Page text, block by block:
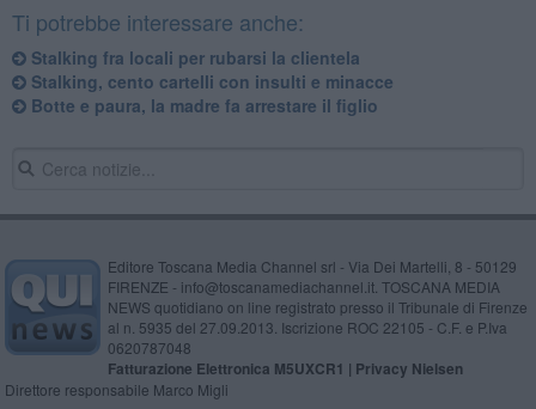
Ti potrebbe interessare anche:
Stalking fra locali per rubarsi la clientela
Stalking, cento cartelli con insulti e minacce
Botte e paura, la madre fa arrestare il figlio
Editore Toscana Media Channel srl - Via Dei Martelli, 8 - 50129
FIRENZE - info@toscanamediachannel.it. TOSCANA MEDIA
NEWS quotidiano on line registrato presso il Tribunale di Firenze
al n. 5935 del 27.09.2013. Iscrizione ROC 22105 - C.F. e P.Iva
0620787048
Fatturazione Elettronica M5UXCR1 | Privacy Nielsen
Direttore responsabile Marco Migli